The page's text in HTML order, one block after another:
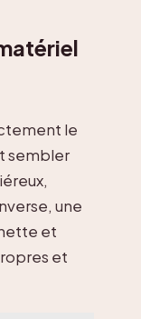
le
sembler
une
et
et